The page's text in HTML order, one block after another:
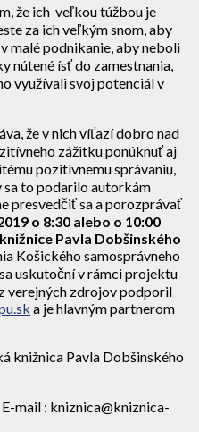
že ich veľkou túžbou je
za ich veľkým snom, aby
malé podnikanie, aby neboli
nútené ísť do zamestnania,
využívali svoj potenciál v
že v nich víťazí dobro nad
zážitku ponúknuť aj
pozitívnemu správaniu,
sa to podarilo autorkám
presvedčiť sa a porozprávať
o 8:30 alebo o 10:00
Pavla Dobšinského
Košického samosprávneho
uskutoční v rámci projektu
verejných zdrojov podporil
a je hlavným partnerom
knižnica Pavla Dobšinského
mail : kniznica@kniznica-